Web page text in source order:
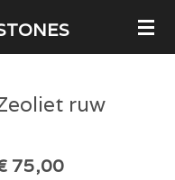
ruw
75,00